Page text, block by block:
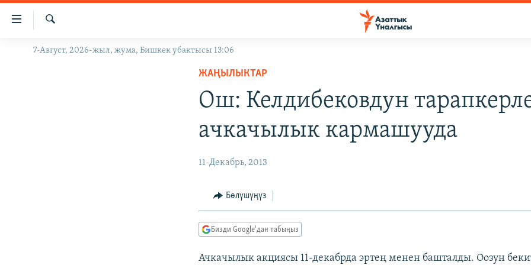
Линктер
Мазмунга
Навигацияга
ЖАҢЫЛЫКТАР
Издөө
7-Август, 2026-жыл, жума, Бишкек убактысы 13:06
ЖАҢЫЛЫКТАР
Ош: Келдибековдун
ачкачылык кармашууда
11-Декабрь, 2013
Бөлүшүңүз
Бизди Google'дан табыңыз
Ачкачылык акциясы 11-декабрда эртең менен башталды. Оозун